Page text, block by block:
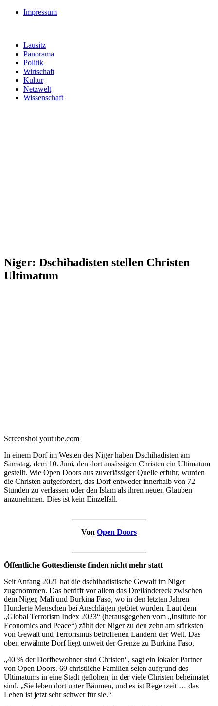
Impressum
Lausitz
Panorama
Politik
Wirtschaft
Kultur
Netzwelt
Wissenschaft
Niger: Dschihadisten stellen Christen
Ultimatum
Screenshot youtube.com
In einem Dorf im Westen des Niger haben Dschihadisten am
Samstag, dem 10. Juni, den dort ansässigen Christen ein Ultimatum
gestellt. Wie Open Doors aus zuverlässiger Quelle erfuhr, wurden
die Christen aufgefordert, das Dorf entweder innerhalb von 72
Stunden zu verlassen oder den Islam als ihren neuen Glauben
anzunehmen. Dies ist kein Einzelfall.
Von Open Doors
Öffentliche Gottesdienste finden nicht mehr statt
Seit Anfang 2021 hat die dschihadistische Gewalt im Niger
zugenommen. Das betrifft vor allem das Dreiländereck zwischen
dem Niger, Mali und Burkina Faso, wo in den letzten Jahren
Hunderte Menschen bei Anschlägen getötet wurden. Laut dem
„Global Terrorism Index 2023“ (herausgegeben vom „Institute for
Economics and Peace“) zählt der Niger zu den zehn am stärksten
von Gewalt und Terrorismus betroffenen Ländern der Welt. Das
oben erwähnte Dorf liegt unweit der Grenze zu Burkina Faso.
„40 % der Dorfbewohner sind Christen“, sagt ein lokaler Partner
von Open Doors. 69 christliche Familien seien aufgrund des
Ultimatums in eine Stadt geflohen, in der viele Christen beheimatet
sind. „Sie leben dort unter Bäumen, und es ist Regenzeit … das
Leben ist jetzt sehr schwer für sie.“